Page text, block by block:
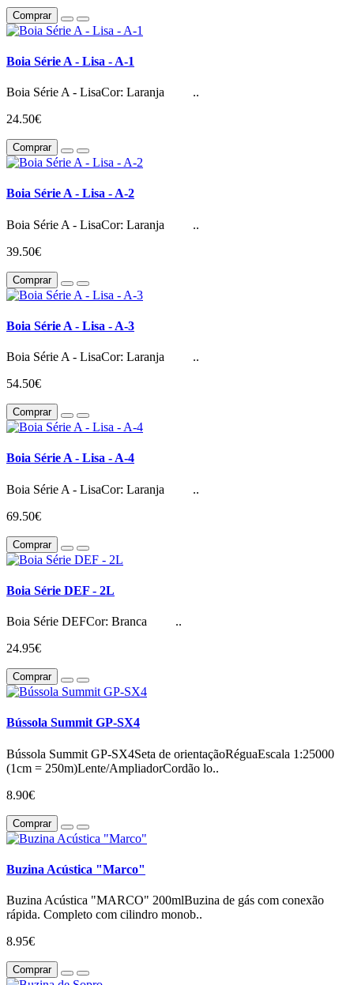
Comprar
Boia Série A - Lisa - A-1
Boia Série A - LisaCor: Laranja ..
24.50€
Comprar
Boia Série A - Lisa - A-2
Boia Série A - LisaCor: Laranja ..
39.50€
Comprar
Boia Série A - Lisa - A-3
Boia Série A - LisaCor: Laranja ..
54.50€
Comprar
Boia Série A - Lisa - A-4
Boia Série A - LisaCor: Laranja ..
69.50€
Comprar
Boia Série DEF - 2L
Boia Série DEFCor: Branca ..
24.95€
Comprar
Bússola Summit GP-SX4
Bússola Summit GP-SX4Seta de orientaçãoRéguaEscala 1:25000
(1cm = 250m)Lente/AmpliadorCordão lo..
8.90€
Comprar
Buzina Acústica "Marco"
Buzina Acústica "MARCO" 200mlBuzina de gás com conexão
rápida. Completo com cilindro monob..
8.95€
Comprar